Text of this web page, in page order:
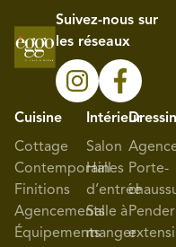
Suivez-nous sur
les réseaux
Cuisine
Cottage
Contemporaines
Finitions
Agencements
Équipements
Intérieur
Salon
Hall
d’entrée
Salle à
manger
Porte-